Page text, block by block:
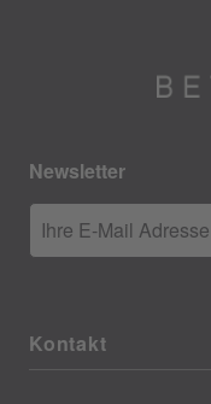
Newsletter
Ihre E-Mail Adresse
Kontakt